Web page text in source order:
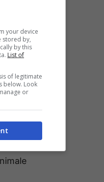
fare
your device
stored by,
by this
List of
of legitimate
below. Look
or